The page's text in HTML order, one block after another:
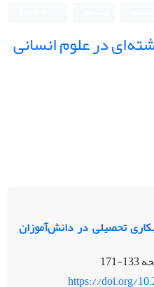
در علوم انسانی
تحصیلی در دانش‌آموزان
133-171
https://doi.org/